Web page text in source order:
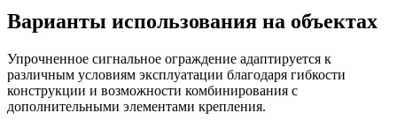
Варианты использования на объектах
Упрочненное сигнальное ограждение адаптируется к
различным условиям эксплуатации благодаря гибкости
конструкции и возможности комбинирования с
дополнительными элементами крепления.